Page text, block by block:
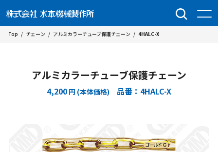
Top / チェーン / アルミカラーチューブ保護チェーン / 4HALC-X
アルミカラーチューブ保護チェーン
4,200 円 (本体価格) 品番：4HALC-X